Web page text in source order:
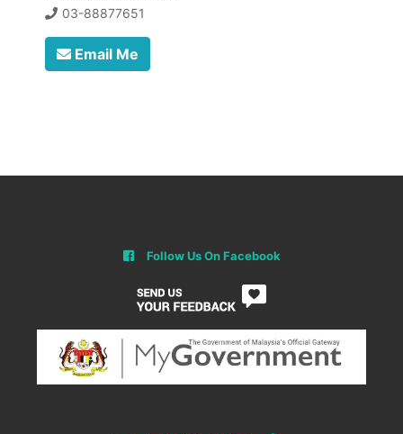
03-88877651
Email Me
Follow Us On Facebook